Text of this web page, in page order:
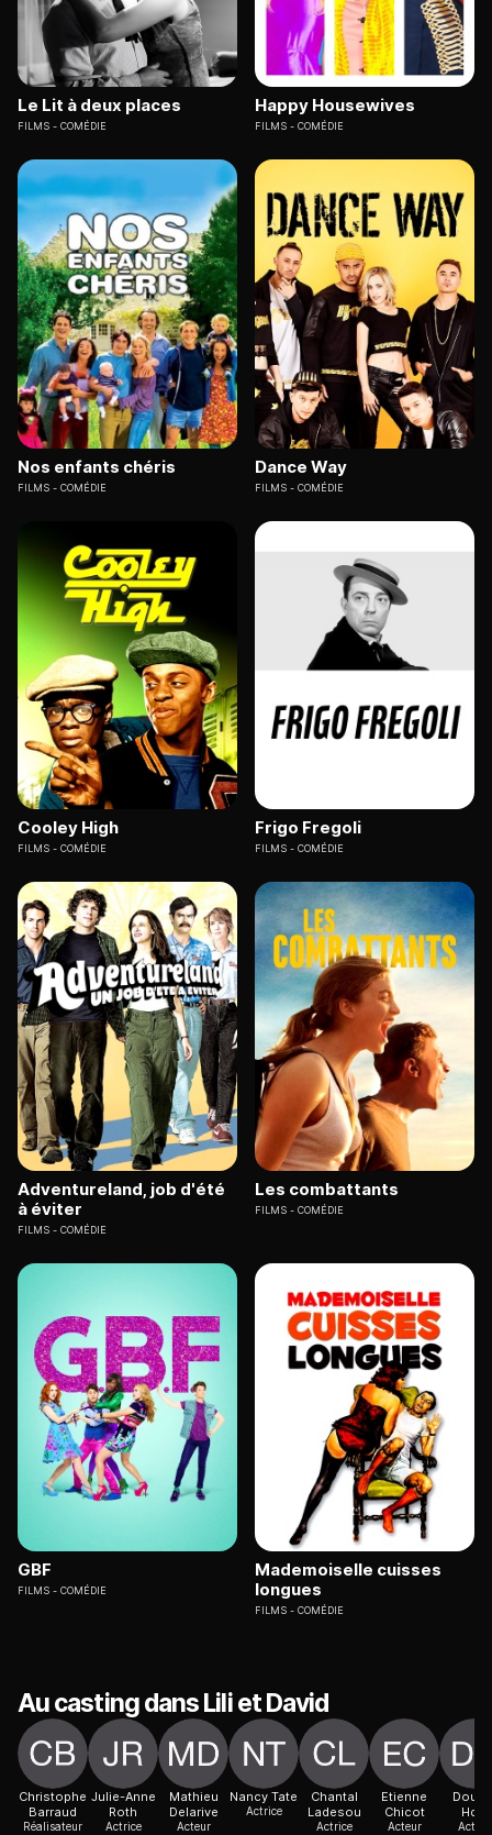
Le Lit à deux places
FILMS COMÉDIE
Happy Housewives
FILMS COMÉDIE
Nos enfants chéris
FILMS COMÉDIE
Dance Way
FILMS COMÉDIE
Cooley High
FILMS COMÉDIE
Frigo Fregoli
FILMS COMÉDIE
Adventureland, job d'été
à éviter
FILMS COMÉDIE
Les combattants
FILMS COMÉDIE
GBF
FILMS COMÉDIE
Mademoiselle cuisses
longues
FILMS COMÉDIE
Au casting dans Lili et David
Christophe
Barraud
Réalisateur
Julie-Anne
Roth
Actrice
Mathieu
Delarive
Acteur
Nancy Tate
Actrice
Chantal
Ladesou
Actrice
Etienne
Chicot
Acteur
Hdia
Acteur